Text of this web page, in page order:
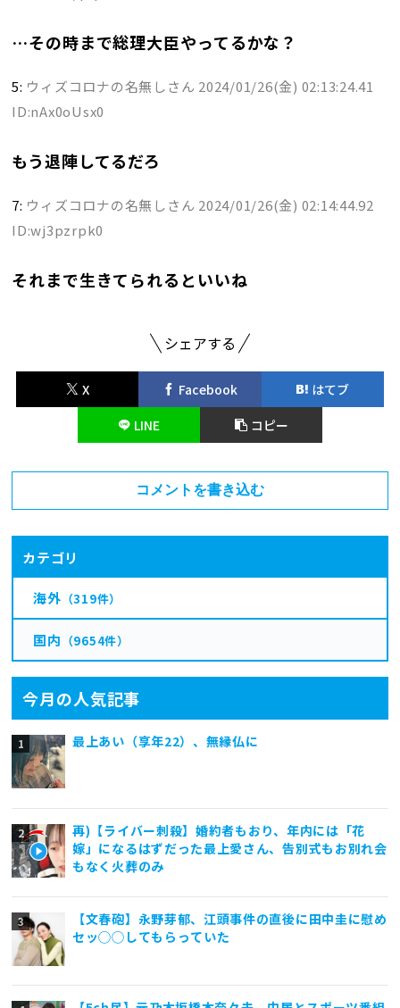
…その時まで総理大臣やってるかな？
5: ウィズコロナの名無しさん 2024/01/26(金) 02:13:24.41
ID:nAx0oUsx0
もう退陣してるだろ
7: ウィズコロナの名無しさん 2024/01/26(金) 02:14:44.92
ID:wj3pzrpk0
それまで生きてられるといいね
シェアする
X Facebook
はてブ
LINE
コピー
コメントを書き込む
カテゴリ
海外 （319件）
国内 （9654件）
今月の人気記事
最上あい（享年22）、無縁仏に
再)【ライバー刺殺】婚約者もおり、年内には「花
嫁」になるはずだった最上愛さん、告別式もお別れ会
もなく火葬のみ
【文春砲】永野芽郁、江頭事件の直後に田中圭に慰め
セッ◯◯してもらっていた